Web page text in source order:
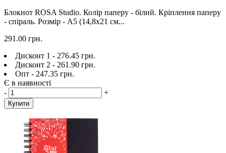
Блокнот ROSA Studio. Колір паперу - білий. Кріплення паперу
- спіраль. Розмір - A5 (14,8х21 см...
291.00 грн.
Дисконт 1 - 276.45 грн.
Дисконт 2 - 261.90 грн.
Опт - 247.35 грн.
Є в наявності
-
+
Купити